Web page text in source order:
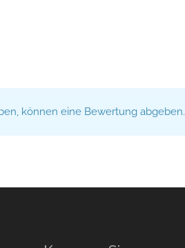
können eine Bewertung abgeben.